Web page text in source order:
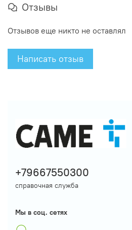
Отзывы
Отзывов еще никто не оставлял
Написать отзыв
+79667550300
справочная служба
Мы в соц. сетях